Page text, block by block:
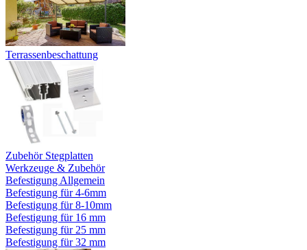
Terrassenbeschattung
Zubehör Stegplatten
Werkzeuge & Zubehör
Befestigung Allgemein
Befestigung für 4-6mm
Befestigung für 8-10mm
Befestigung für 16 mm
Befestigung für 25 mm
Befestigung für 32 mm